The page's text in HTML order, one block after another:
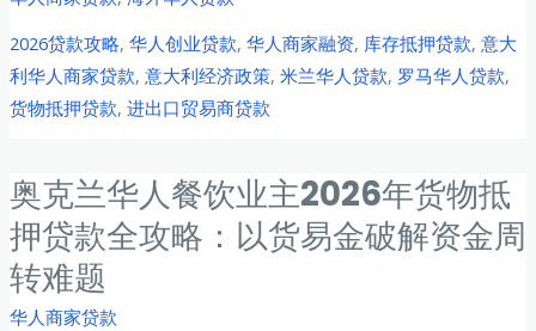
利
华
人
商
2026
年
货
物
抵
2026贷款攻略, 华人创业贷款, 华人商家融资, 库存抵押贷款, 意大
利华人商家贷款, 意大利经济政策, 米兰华人贷款, 罗马华人贷款,
货物抵押贷款, 进出口贸易商贷款
奥克兰华人餐饮业主2026年货物抵
押贷款全攻略：以货易金破解资金周
转难题
华人商家贷款